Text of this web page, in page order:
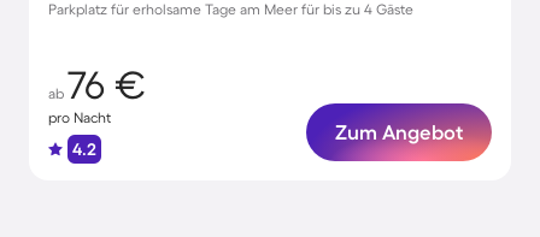
Parkplatz für erholsame Tage am Meer für bis zu 4 Gäste
ab 76 €
pro Nacht
4.2
Zum Angebot